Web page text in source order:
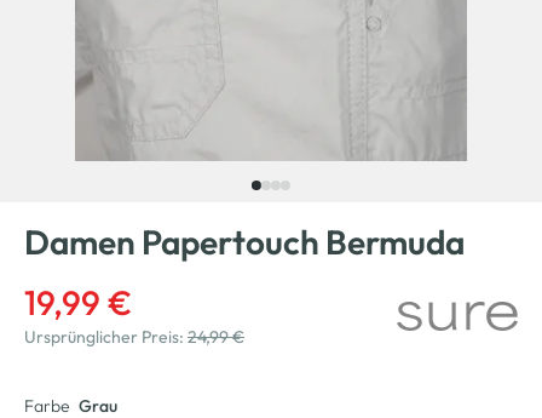
Damen Papertouch Bermuda
19,99 €
Ursprünglicher Preis: 24,99 €
Farbe Grau